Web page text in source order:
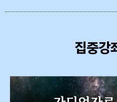
집중강